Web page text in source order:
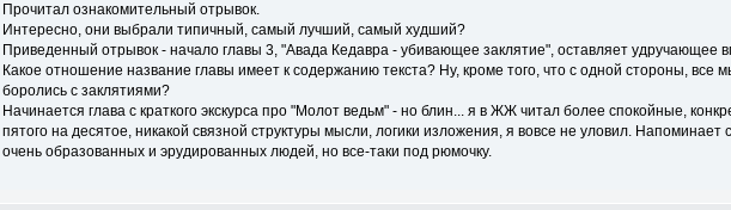
Прочитал ознакомительный отрывок.
Интересно, они выбрали типичный, самый лучший, самый худший?
Приведенный отрывок - начало главы 3, "Авада Кедавра - убивающее заклятие", оставляет удручающее
Какое отношение название главы имеет к содержанию текста? Ну, кроме того, что с одной стороны, все
боролись с заклятиями?
Начинается глава с краткого экскурса про "Молот ведьм" - но блин... я в ЖЖ читал более спокойные,
пятого на десятое, никакой связной структуры мысли, логики изложения, я вовсе не уловил. Напоминает
очень образованных и эрудированных людей, но все-таки под рюмочку.